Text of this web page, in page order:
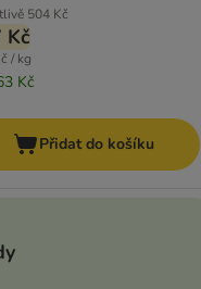
504 Kč
Kč
/ kg
Kč
Přidat do košíku